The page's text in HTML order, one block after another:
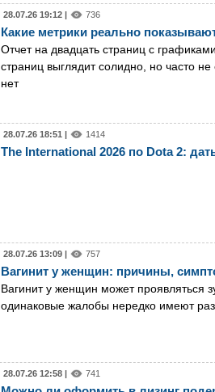
28.07.26 19:12 | 736
Какие метрики реально
Отчет на двадцать страниц с
страниц выглядит солидно, но часто
нет
28.07.26 18:51 | 1414
The International 2026 по Dota 2:
28.07.26 13:09 | 757
Вагинит у женщин: причины,
Вагинит у женщин может
одинаковые жалобы нередко имеют
28.07.26 12:58 | 741